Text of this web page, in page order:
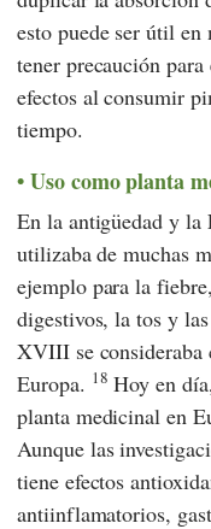
esto puede ser útil en
tener precaución
efectos al consumir
tiempo.
Uso como planta
En la antigüedad y la
utilizaba de muchas
ejemplo para la
digestivos, la tos y
XVIII se consideraba
Europa. 18 Hoy en
planta medicinal en
Aunque las
tiene efectos
antiinflamatorios,